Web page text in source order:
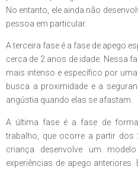
No entanto, ele ainda não
pessoa em particular.
A terceira fase é a fase de apego
cerca de 2 anos de idade. Nessa
mais intenso e específico por
busca a proximidade e a
angústia quando elas se afastam.
A última fase é a fase de
trabalho, que ocorre a partir dos
criança desenvolve um
experiências de apego